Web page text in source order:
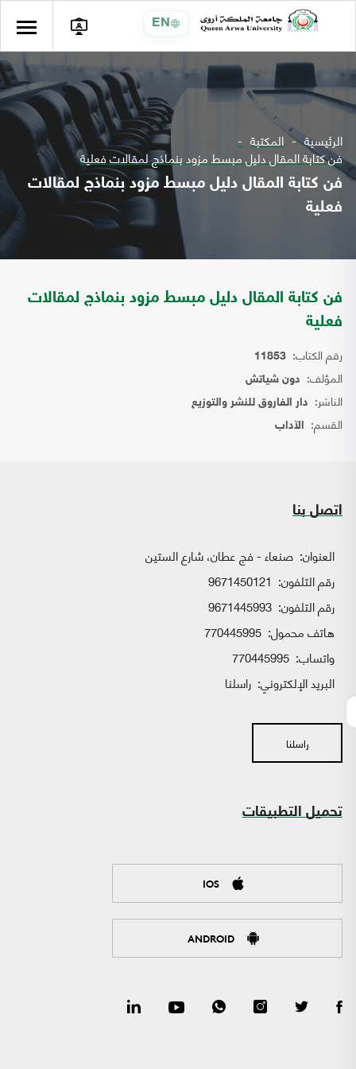
EN
الرئيسية المكتبة
فن كتابة المقال دليل مبسط مزود بنماذج لمقالات فعلية
فن كتابة المقال دليل مبسط مزود بنماذج لمقالات
فعلية
فن كتابة المقال دليل مبسط مزود بنماذج لمقالات
فعلية
رقم الكتاب: 11853
المؤلف: دون شياتش
الناشر: دار الفاروق للنشر والتوزيع
القسم: الآداب
اتصل بنا
العنوان: صنعاء - فج عطان، شارع الستين
رقم التلفون: 9671450121
رقم التلفون: 9671445993
هاتف محمول: 770445995
واتساب:
البريد الإلكتروني: راسلنا
راسلنا
تحميل التطبيقات
IOS
ANDROID